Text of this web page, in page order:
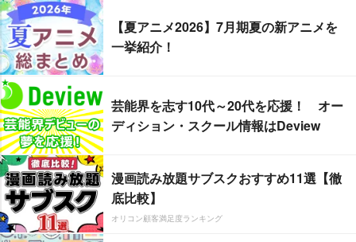
【夏アニメ2026】7月期夏の新アニメを
一挙紹介！
芸能界を志す10代～20代を応援！ オー
ディション・スクール情報はDeview
漫画読み放題サブスクおすすめ11選【徹
底比較】
オリコン顧客満足度ランキング